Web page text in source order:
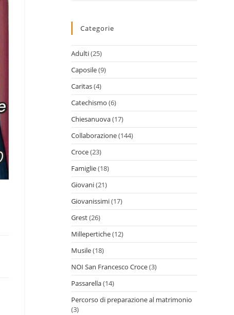
Categorie
Adulti(25)
Caposile(9)
Caritas(4)
Catechismo (6)
Chiesanuova(17)
Collaborazione(144)
Croce(23)
Famiglie(18)
Giovani(21)
Giovanissimi(17)
Grest(26)
Millepertiche(12)
Musile(18)
NOI San Francesco Croce(3)
Passarella(14)
Percorso di preparazione al matrimonio
(3)